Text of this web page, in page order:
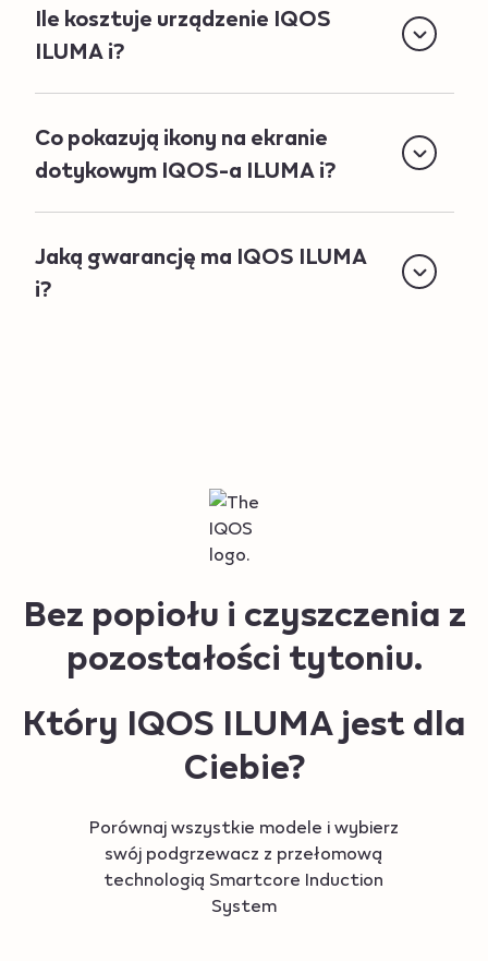
Ile kosztuje urządzenie IQOS
ILUMA i?
Co pokazują ikony na ekranie
dotykowym IQOS-a ILUMA i?
Jaką gwarancję ma IQOS ILUMA
i?
Bez popiołu i czyszczenia z
pozostałości tytoniu.
Który IQOS ILUMA jest dla
Ciebie?
Porównaj wszystkie modele i wybierz
swój podgrzewacz z przełomową
technologią Smartcore Induction
System